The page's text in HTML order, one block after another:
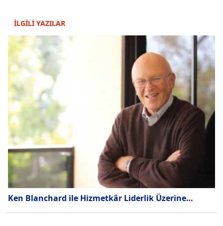
İLGİLİ YAZILAR
Ken Blanchard ile Hizmetkâr Liderlik Üzerine…